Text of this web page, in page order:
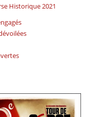
Historique 2021